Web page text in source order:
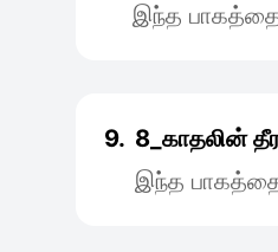
இந்த
9. 8_காதலின்
இந்த